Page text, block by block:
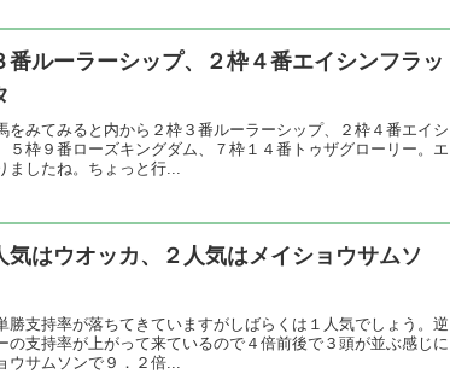
ルーラーシップ、２枠４番エイシンフラッ
をみてみると内から２枠３番ルーラーシップ、２枠４番エイシ
５枠９番ローズキングダム、７枠１４番トゥザグローリー。エ
したね。ちょっと行...
はウオッカ、２人気はメイショウサムソ
勝支持率が落ちてきていますがしばらくは１人気でしょう。逆
の支持率が上がって来ているので４倍前後で３頭が並ぶ感じに
ウサムソンで９．２倍...